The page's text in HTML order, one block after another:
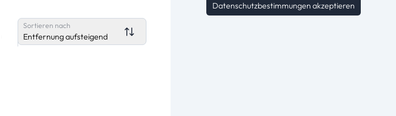
Sortieren nach
Entfernung aufsteigend
Datenschutzbestimmungen akzeptieren